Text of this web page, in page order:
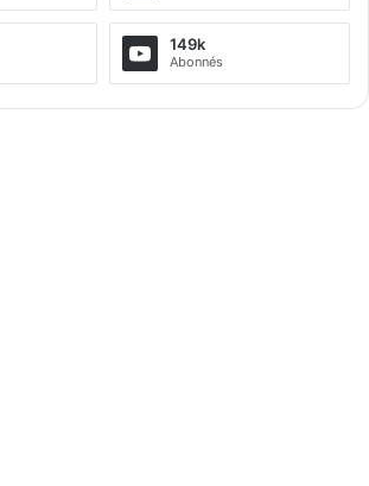
149k
Abonnés